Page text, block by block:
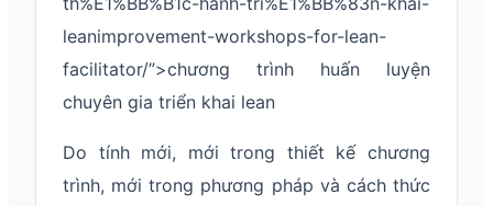
leanimprovement-workshops-for-lean-
facilitator/”>chương trình huấn luyện
chuyên gia triển khai lean
Do tính mới, mới trong thiết kế chương
trình, mới trong phương pháp và cách thức